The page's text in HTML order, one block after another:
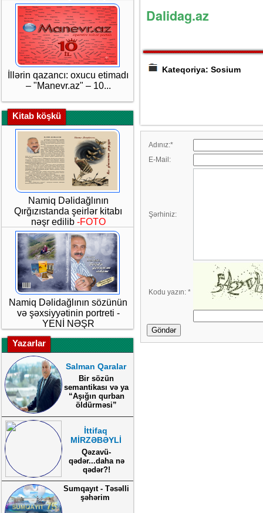
İllərin qazancı: oxucu etimadı
– "Manevr.az" – 10...
Kitab köşkü
Namiq Dəlidağlının
Qırğızıstanda şeirlər kitabı
nəşr edilib -FOTO
Namiq Dəlidağlının sözünün
və şəxsiyyətinin portreti -
YENİ NƏŞR
Yazarlar
Salman Qaralar
Bir sözün
semantikası və ya
“Aşığın qurban
öldürməsi”
İttifaq
MİRZƏBƏYLİ
Qəzavü-
qədər...daha nə
qədər?!
Sumqayıt - Təsəlli
şəhərim
Dalidag.az
Kateqoriya: Sosium
Adınız:*
E-Mail:
Şərhiniz:
Kodu yazın: *
Göndər